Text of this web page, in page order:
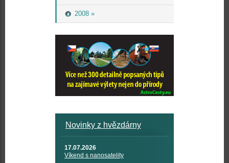
2008 »
Novinky z hvězdárny
17.07.2026
Víkend s nanosatelity